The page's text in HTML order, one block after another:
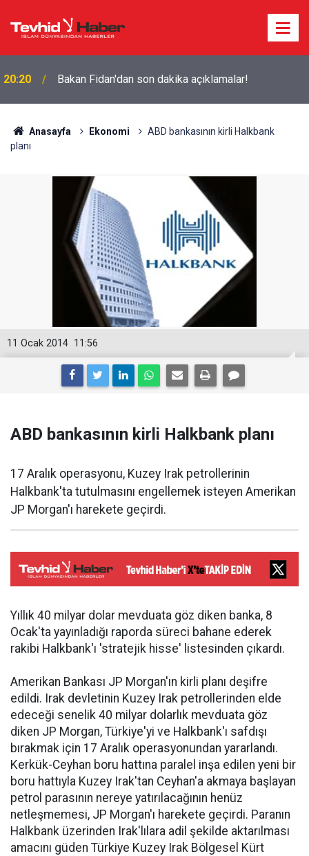
20:20 Bakan Fidan'dan son dakika açıklamalar!
Anasayfa Ekonomi
ABD bankasının kirli Halkbank
planı
11:56
11 Ocak 2014
ABD bankasının kirli Halkbank planı
17 Aralık operasyonu, Kuzey Irak petrollerinin
Halkbank'ta tutulmasını engellemek isteyen Amerikan
JP Morgan'ı harekete geçirdi.
Yıllık 40 milyar dolar mevduata göz diken banka, 8
Ocak'ta yayınladığı raporda süreci bahane ederek
rakibi Halkbank'ı 'stratejik hisse' listesinden çıkardı.
Amerikan Bankası JP Morgan'ın kirli planı deşifre
edildi. Irak devletinin Kuzey Irak petrollerinden elde
edeceği senelik 40 milyar dolarlık mevduata göz
diken JP Morgan, Türkiye'yi ve Halkbank'ı safdışı
bırakmak için 17 Aralık operasyonundan yararlandı.
Kerkük-Ceyhan boru hattına paralel inşa edilen yeni bir
boru hattıyla Kuzey Irak'tan Ceyhan'a akmaya başlayan
petrol parasının nereye yatırılacağının henüz
netleşmemesi, JP Morgan'ı harekete geçirdi. Paranın
Halkbank üzerinden Irak'lılara adil şekilde aktarılması
amacını güden Türkiye Kuzey Irak Bölgesel Kürt